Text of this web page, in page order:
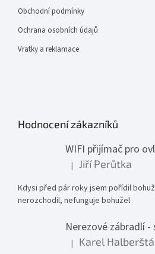
Obchodní podmínky
Ochrana osobních údajů
Vratky a reklamace
Hodnocení zákazníků
WIFI přijímač pro
Hodnocení produktu je 1
| Jiří Perůtka
Kdysi před pár roky jsem pořídil
nerozchodil, nefunguje bohužel
Hodnocení produktu je 5
| Karel